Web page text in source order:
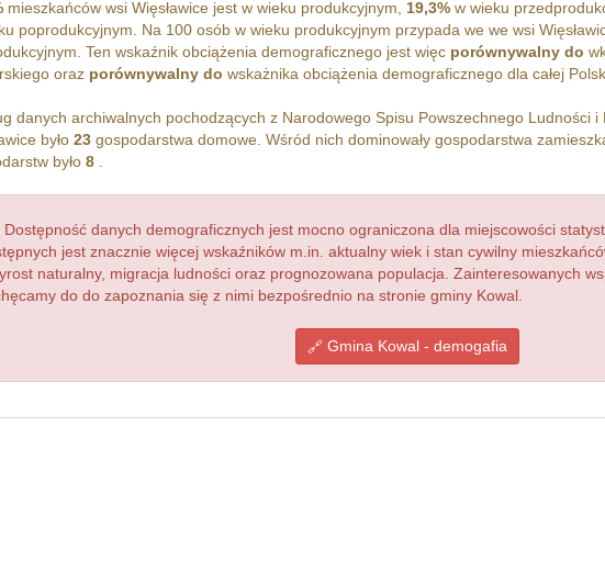
mieszkańców wsi Więsławice jest w wieku produkcyjnym, 19,3%w wieku
poprodukcyjnym. Na 100 osób w wieku produkcyjnym przypada we we wsi
Ten wskaźnik obciążenia demograficznego jest więc porównywalny do
oraz porównywalny do wskażnika obciążenia demograficznego dla całej
danych archiwalnych pochodzących z Narodowego Spisu Powszechnego Ludności i
było 23gospodarstwa domowe. Wśród nich dominowały gospodarstwa
było 8.
Dostępność danych demograficznych jest mocno ograniczona dla miejscowości
jest znacznie więcej wskaźników m.in. aktualny wiek i stan cywilny
naturalny, migracja ludności oraz prognozowana populacja. Zainteresowanych
do do zapoznania się z nimi bezpośrednio na stronie gminy Kowal.
Gmina Kowal - demogafia